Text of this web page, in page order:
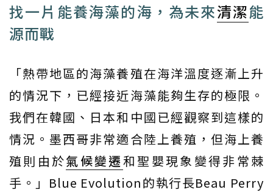
找一片能養海藻的海，為未來清潔能
源而戰
「熱帶地區的海藻養殖在海洋溫度逐漸上升
的情況下，已經接近海藻能夠生存的極限。
我們在韓國、日本和中國已經觀察到這樣的
情況。墨西哥非常適合陸上養殖，但海上養
殖則由於氣候變遷和聖嬰現象變得非常棘
手。」Blue Evolution的執行長Beau Perry